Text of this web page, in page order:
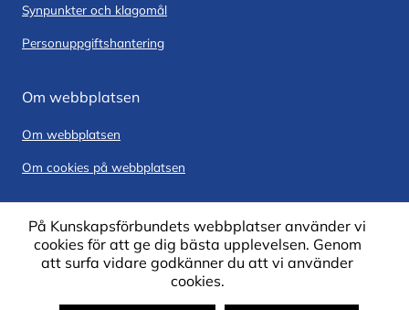
Synpunkter och klagomål
Personuppgiftshantering
Om webbplatsen
Om webbplatsen
Om cookies på webbplatsen
På Kunskapsförbundets webbplatser använder vi
cookies för att ge dig bästa upplevelsen. Genom
att surfa vidare godkänner du att vi använder
cookies.